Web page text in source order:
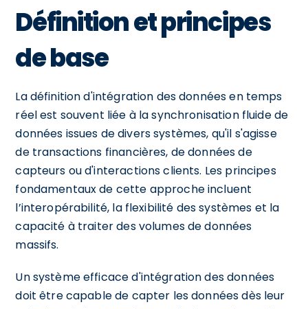
Définition et principes
de base
La définition d'intégration des données en temps
réel est souvent liée à la synchronisation fluide de
données issues de divers systèmes, qu'il s'agisse
de transactions financières, de données de
capteurs ou d'interactions clients. Les principes
fondamentaux de cette approche incluent
l’interopérabilité, la flexibilité des systèmes et la
capacité à traiter des volumes de données
massifs.
Un système efficace d'intégration des données
doit être capable de capter les données dès leur